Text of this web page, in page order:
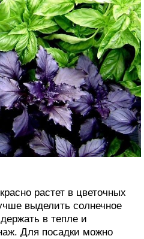
растет в цветочных
выделить солнечное
в тепле и
Для посадки можно